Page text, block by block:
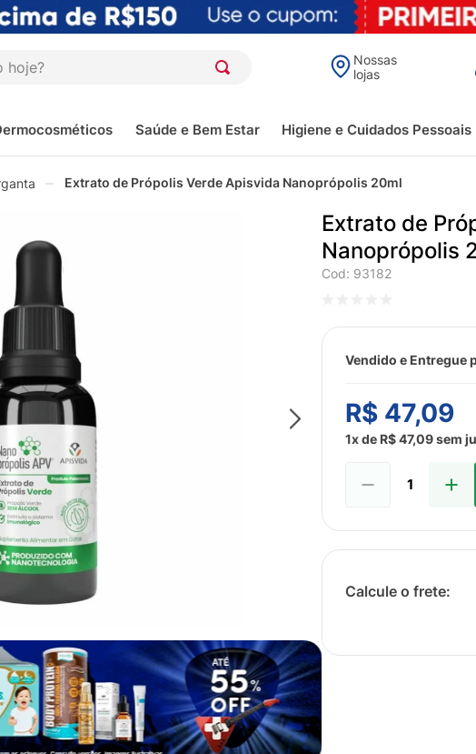
Nossas
lojas
Saúde e Bem Estar Higiene e Cuidados Pessoais
Extrato de Própolis Verde Apisvida Nanoprópolis 20ml
Extrato de
Nanoprópolis
Cod: 93182
Vendido e Entregue
R$ 47,09
1x de R$ 47,09sem